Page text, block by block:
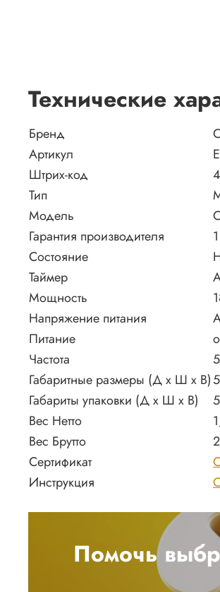
Технические
Бренд
Артикул
Штрих-код
Тип
Модель
Гарантия производителя
Состояние
Таймер
Мощность
Напряжение питания
Питание
Частота
Габаритные размеры (Д х Ш х В)
Габариты упаковки (Д х Ш х В)
Вес Нетто
Вес Брутто
Сертификат
Инструкция
Помочь